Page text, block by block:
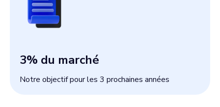
3% du marché
Notre objectif pour les 3 prochaines années